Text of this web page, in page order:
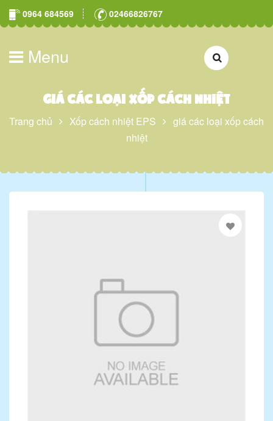
0964 684569 02466826767
Menu
giá các loại xốp cách nhiệt
Trang chủ Xốp cách nhiệt EPS
giá các loại xốp cách
nhiệt